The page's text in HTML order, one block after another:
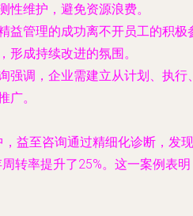
性维护，避免资源浪费。
益管理的成功离不开员工的积
形成持续改进的氛围。
强调，企业需建立从计划、执
广。
益至咨询通过精细化诊断，发
转率提升了25%。这一案例表